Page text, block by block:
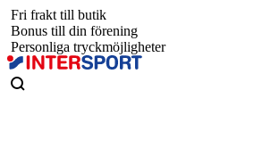
Fri frakt till butik
Bonus till din förening
Personliga tryckmöjligheter